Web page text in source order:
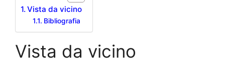
Vista da vicino
Bibliografia
Vista da vicino